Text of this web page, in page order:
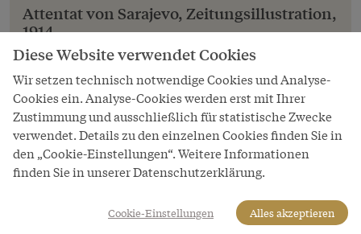
Attentat von Sarajevo, Zeitungsillustration,
1914
Copyright
Schloß Schönbrunn Kultur- und Betriebsges.m.b.H.
LeihgeberIn
Schloß Schönbrunn Kultur- und Betriebsges.m.b.H.
Diese Website verwendet Cookies
Wir setzen technisch notwendige Cookies und Analyse-
Cookies ein. Analyse-Cookies werden erst mit Ihrer
Zustimmung und ausschließlich für statistische Zwecke
verwendet. Details zu den einzelnen Cookies finden Sie in
den „Cookie-Einstellungen“. Weitere Informationen
finden Sie in unserer Datenschutzerklärung.
Cookie-Einstellungen Alles akzeptieren